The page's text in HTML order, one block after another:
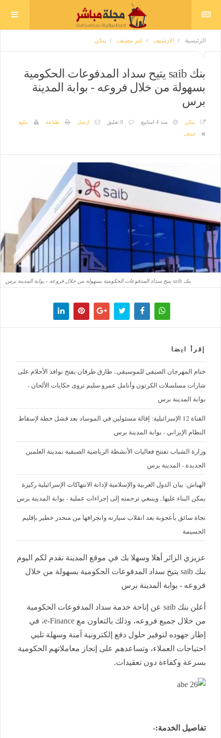
الرئيسية الارشيف غير مصنف بنكي
بنك saib يتيح سداد المدفوعات الحكومية
بسهولة من خلال فروعه - بوابة المدينة
برس
بنكي منذ 4 اسابيع 0 تعليق ارسل طباعة
تبليغ
حذف
بنك saib يتيح سداد المدفوعات الحكومية بسهولة من خلال فروعه - بوابة المدينة برس
إقرأ ايضا
ختام المهرجان الصيفي للموسيقى.. طارق طرقان يفتح نوافذ الأحلام على
شارات مسلسلات الكرتون وأنامل عمرو سليم تروى حكايات الألحان -
بوابة المدينة برس
القناة 12 الإسرائيلية: إقالة مسئولين في الموساد بعد فشل خطة لإسقاط
النظام الإيراني - بوابة المدينة برس
وزارة الشباب تفتتح فعاليات الأنشطة الرياضية الصيفية بمدينة العلمين
الجديدة - المدينة برس
الهباش: بيان الدول العربية والإسلامية لإدانة الانتهاكات الإسرائيلية ركيزة
يمكن البناء عليها.. وينبغي ترجمته إلى إجراءات عملية - بوابة المدينة برس
نجاة سائق بأعجوبة بعد انقلاب سيارته وانجرافها من منحدر خطير بإقليم
الحسيمة
عزيزي الزائر أهلا وسهلا بك في موقع المدينة نقدم لكم اليوم
بنك saib يتيح سداد المدفوعات الحكومية بسهولة من خلال
فروعه - بوابة المدينة برس
أعلن بنك
عن إتاحة خدمة سداد المدفوعات الحكومية
من خلال جميع فروعه، وذلك بالتعاون مع
، في
إطار جهوده لتوفير حلول دفع إلكترونية آمنة وسهلة تلبي
احتياجات العملاء، وتساعدهم على إنجاز معاملاتهم الحكومية
بسرعة وكفاءة دون تعقيدات.
تفاصيل الخدمة:-